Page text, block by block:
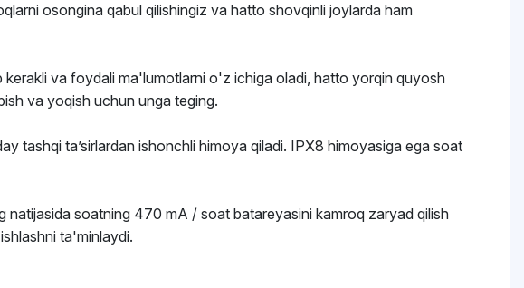
osongina qabul qilishingiz va hatto shovqinli joylarda ham
va foydali ma'lumotlarni o'z ichiga oladi, hatto yorqin quyosh
va yoqish uchun unga teging.
tashqi ta’sirlardan ishonchli himoya qiladi. IPX8 himoyasiga ega soat
soatning 470 mA / soat batareyasini kamroq zaryad qilish
ta'minlaydi.